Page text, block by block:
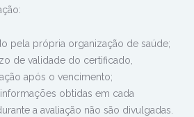
pela própria organização de saúde;
de validade do certificado,
após o vencimento;
informações obtidas em cada
a avaliação não são divulgadas.